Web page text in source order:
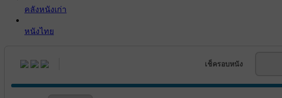
คลังหนังเก่า
หนังไทย
เช็ครอบหนัง